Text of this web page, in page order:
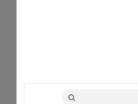
بحث